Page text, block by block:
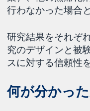
行わなかった場合
研究結果をそれぞ
究のデザインと被
スに対する信頼性
何が分かっ